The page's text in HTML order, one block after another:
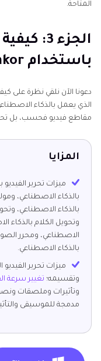
المتاحة.
الجزء 3:
باستخدام Edimakor
دعونا الآن نلقي نظرة على
الذي يعمل بالذكاء
مقاطع فيديو فحسب، بل
المزايا
ميزات تحرير
بالذكاء الاصطناعي،
بالذكاء الاصطناعي،
وتحويل الكلام بالذكاء
الاصطناعي، ومحرر
بالذكاء الاصطناعي.
ميزات تحرير
وتقسيمه؛ تغيير سرعة
مدمجة للموسيقى